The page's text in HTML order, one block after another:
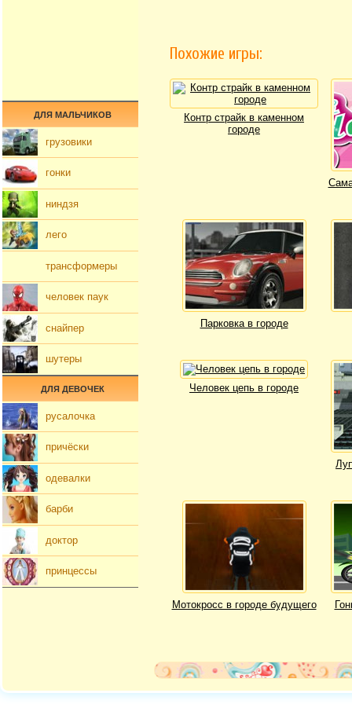
Похожие игры:
Контр страйк в каменном
городе
Парковка в городе
Человек цепь в городе
Мотокросс в городе будущего
ДЛЯ МАЛЬЧИКОВ
грузовики
гонки
ниндзя
лего
трансформеры
человек паук
снайпер
шутеры
ДЛЯ ДЕВОЧЕК
русалочка
причёски
одевалки
барби
доктор
принцессы